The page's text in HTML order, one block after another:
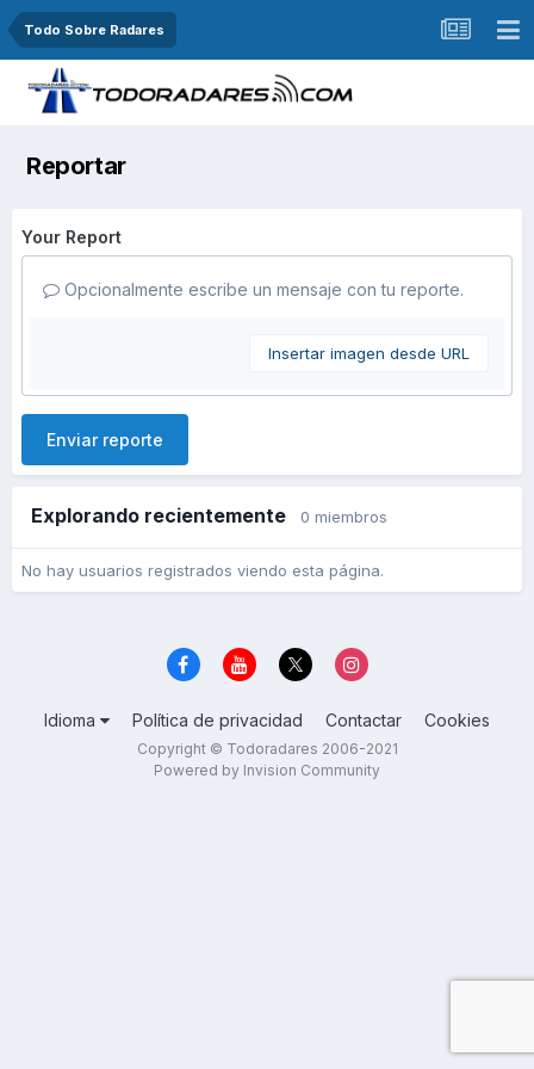
Todo Sobre Radares
Reportar
Your Report
Opcionalmente escribe un mensaje con tu reporte.
Insertar imagen desde URL
Enviar reporte
Explorando recientemente 0 miembros
No hay usuarios registrados viendo esta página.
Idioma Política de privacidad Contactar Cookies
Copyright © Todoradares 2006-2021
Powered by Invision Community